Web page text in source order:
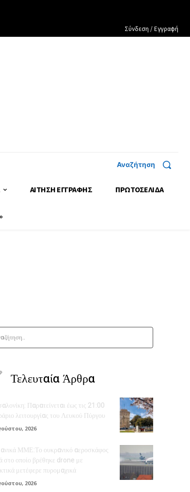
Σύνδεση / Εγγραφή
Αναζήτηση
ΑΙΤΗΣΗ ΕΓΓΡΑΦΗΣ ΠΡΩΤΟΣΈΛΙΔΑ
Τελευταία Άρθρα
Παρατείνεται έως τις 21:00
λειτουργίας του Λευκού Πύργου
2026
ΜΜΕ:Το ουκρανικό αεροσκάφος
στο οποίο βρέθηκε drone με
μετέφερε πυρομαχικά
2026